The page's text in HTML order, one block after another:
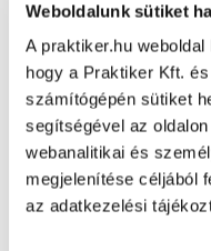
Weboldalunk sütiket
A praktiker.hu
hogy a Praktiker Kft.
számítógépén sütiket
segítségével az
webanalitikai és
megjelenítése céljából
az adatkezelési